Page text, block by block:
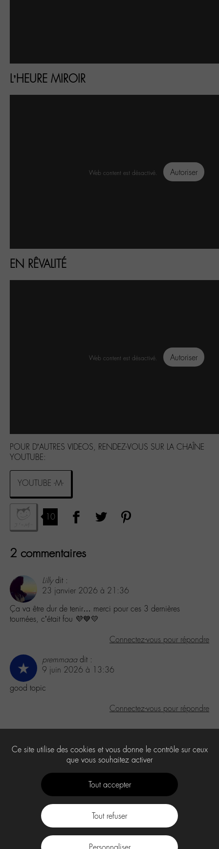
L’HEURE MIROIR
Web content est désactivé. Autoriser
EN RÊVALITÉ
Web content est désactivé. Autoriser
POUR D’AUTRES VIDEOS, RENDEZ-VOUS SUR LA CHAÎNE
YOUTUBE:
YOUTUBE -M-
10
2 commentaires
Lilly dit :
23 janvier 2026 à 21:36
Ça va être dur de tenir… merci pour ces 3 dernières
tournées, c’était fou 💜💙💛
Connectez-vous pour répondre
premmaaa dit :
9 juin 2026 à 13:36
good topic
Connectez-vous pour répondre
Vous devezêtre connectépour publier un commentaire.
Labo -M-
Contact À propos Press Kit -M- CGU
Ce site utilise des cookies et vous donne le contrôle sur ceux
que vous souhaitez activer
Tout accepter
Tout refuser